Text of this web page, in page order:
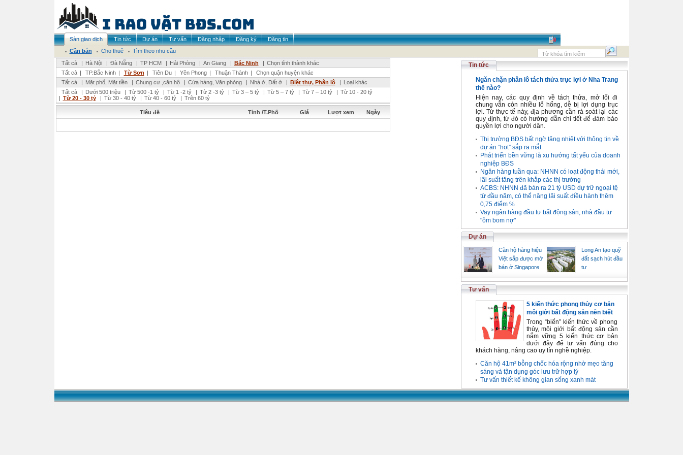
Sàn giao dịch Tin tức Dự án Tư vấn Đăng nhập Đăng ký
Đăng tin
Cần bán
Cho thuê
Tìm theo nhu cầu
Tất cả
| Hà Nội | Đà Nẵng | TP HCM | Hải Phòng | An Giang | Bắc Ninh | Chọn tỉnh thành khác
Tất cả | TP.Bắc Ninh | Từ Sơn | Tiên Du | Yên Phong | Thuận Thành |
Chọn quận huyện khác
Tất cả
| Mặt phố, Mặt tiền | Chung cư ,căn hộ | Cửa hàng, Văn phòng | Nhà ở, Đất ở | Biệt thự, Phân lô | Loại khác
Tất cả
| Dưới 500 triệu | Từ 500 -1 tỷ | Từ 1 -2 tỷ | Từ 2 -3 tỷ | Từ 3 – 5 tỷ | Từ 5 – 7 tỷ | Từ 7 – 10 tỷ | Từ 10 - 20 tỷ
| Từ 20 - 30 tỷ | Từ 30 - 40 tỷ | Từ 40 - 60 tỷ | Trên 60 tỷ
Tiêu đề Tỉnh /T.Phố Giá Lượt xem Ngày
Tin tức
Ngăn chặn phân lô tách thửa trục lợi ở Nha Trang
thế nào?
Hiện nay, các quy định về tách thửa, mở lối đi
chung vẫn còn nhiều lổ hổng, dễ bị lợi dụng trục
lợi. Từ thực tế này, địa phương cần rà soát lại các
quy định, từ đó có hướng dẫn chi tiết để đảm bảo
quyền lợi cho người dân.
Thị trường BĐS bất ngờ tăng nhiệt với thông tin về
dự án “hot” sắp ra mắt
Phát triển bền vững là xu hướng tất yếu của doanh
nghiệp BĐS
Ngân hàng tuần qua: NHNN có loạt động thái mới,
lãi suất tăng trên khắp các thị trường
ACBS: NHNN đã bán ra 21 tỷ USD dự trữ ngoại tệ
từ đầu năm, có thể nâng lãi suất điều hành thêm
0,75 điểm %
Vay ngân hàng đầu tư bất động sản, nhà đầu tư
"ôm bom nợ"
Dự án
Căn hộ hàng hiệu
Việt sắp được mở
bán ở Singapore
Long An tạo quỹ
đất sạch hút đầu
tư
Tư vấn
5 kiến thức phong thủy cơ bản
môi giới bất động sản nên biết
Trong “biển” kiến thức về phong
thủy, môi giới bất động sản cần
nắm vững 5 kiến thức cơ bản
dưới đây để tư vấn đúng cho
khách hàng, nâng cao uy tín nghề nghiệp.
Căn hộ 41m² bỗng chốc hóa rộng nhờ mẹo tăng
sáng và tận dụng góc lưu trữ hợp lý
Tư vấn thiết kế không gian sống xanh mát